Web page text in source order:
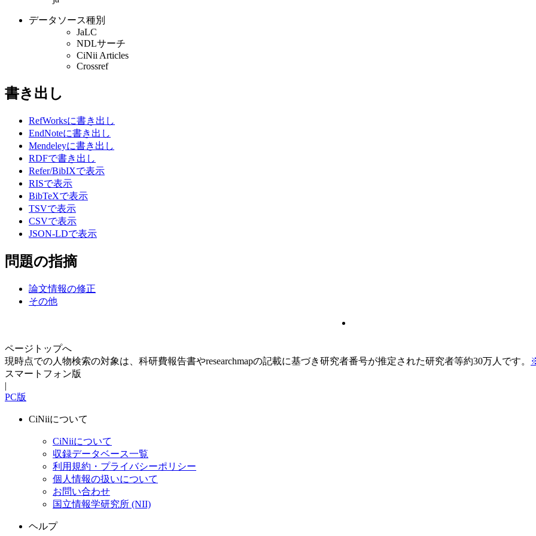
データソース種別
JaLC
NDLサーチ
CiNii Articles
Crossref
書き出し
RefWorksに書き出し
EndNoteに書き出し
Mendeleyに書き出し
RDFで書き出し
Refer/BibIXで表示
RISで表示
BibTeXで表示
TSVで表示
CSVで表示
JSON-LDで表示
問題の指摘
論文情報の修正
その他
ページトップへ
現時点での人物検索の対象は、科研費報告書やresearchmapの記載に基づき研究者番号が推定された研究者等約30万人です。
スマートフォン版
|
PC版
CiNiiについて
CiNiiについて
収録データベース一覧
利用規約・プライバシーポリシー
個人情報の扱いについて
お問い合わせ
国立情報学研究所 (NII)
ヘルプ